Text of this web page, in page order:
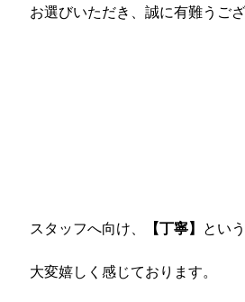
お選びいただき、誠に有難うござ
スタッフへ向け、 【丁寧】 とい
大変嬉しく感じております。